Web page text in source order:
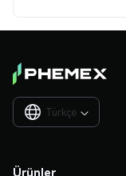
Türkçe 
Ürünler